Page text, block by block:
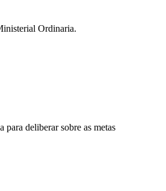
Ordinaria.
deliberar sobre as metas